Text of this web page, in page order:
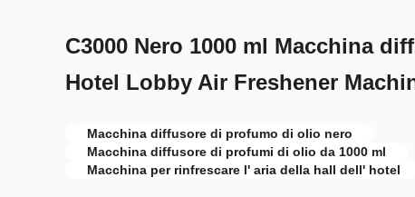
C3000 Nero 1000 ml Macchina
Hotel Lobby Air Freshener
Macchina diffusore di profumo di olio nero
Macchina diffusore di profumi di olio da 1000 ml
Macchina per rinfrescare l' aria della hall dell' hotel